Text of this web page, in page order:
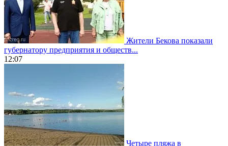
Жители Бекова показали
губернатору предприятия и обществ...
12:07
Четыре пляжа в